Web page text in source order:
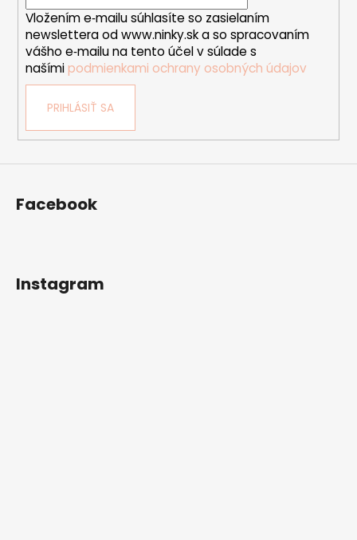
Vložením e‑mailu súhlasíte so zasielaním
newslettera od www.ninky.sk a so spracovaním
vášho e‑mailu na tento účel v súlade s
našími podmienkami ochrany osobných údajov
PRIHLÁSIŤ SA
Facebook
Instagram